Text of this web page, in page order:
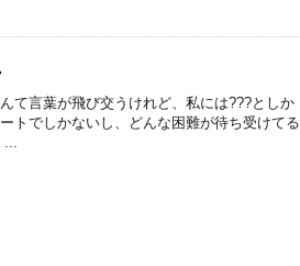
て言葉が飛び交うけれど、私には???としか
トでしかないし、どんな困難が待ち受けてる
...